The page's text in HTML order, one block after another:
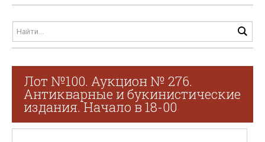
Лот №100. Аукцион № 276.
Антикварные и букинистические
издания. Начало в 18-00